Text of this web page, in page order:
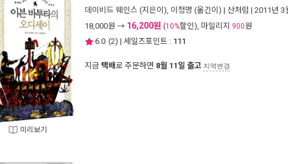
미리보기
데이비드 웨인스 (지은이), 이정명 (옮긴이) | 산처럼 | 2011년 3
18,000원 → 16,200원 (10%할인), 마일리지 900원
6.0 (2) | 세일즈포인트 : 111
지금 택배로 주문하면 8월 11일 출고 지역변경